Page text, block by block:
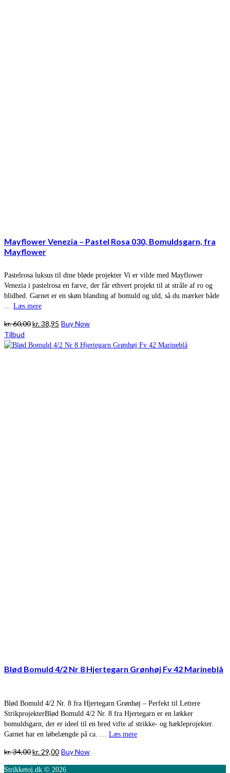
Mayflower Venezia – Pastel Rosa 030, Bomuldsgarn, fra
Mayflower
Pastelrosa luksus til dine bløde projekter Vi er vilde med Mayflower
Venezia i pastelrosa en farve, der får ethvert projekt til at stråle af ro og
blidhed. Garnet er en skøn blanding af bomuld og uld, så du mærker både
… Læs mere
kr.60,00Den
pris
kr.38,95 Den
pris
Buy Now
Tilbud
Blød Bomuld 4/2 Nr 8 Hjertegarn Grønhøj Fv 42 Marineblå
Blød Bomuld 4/2 Nr. 8 fra Hjertegarn Grønhøj – Perfekt til Lettere
StrikprojekterBlød Bomuld 4/2 Nr. 8 fra Hjertegarn er en lækker
bomuldsgarn, der er ideel til en bred vifte af strikke- og hækleprojekter.
Garnet har en løbelængde på ca. … Læs mere
kr.34,00Den
kr. 29,00Den
Buy Now
Strikketoj.dk © 2026